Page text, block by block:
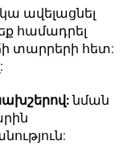
ավելացնել
համադրել
տարրերի հետ:
նման